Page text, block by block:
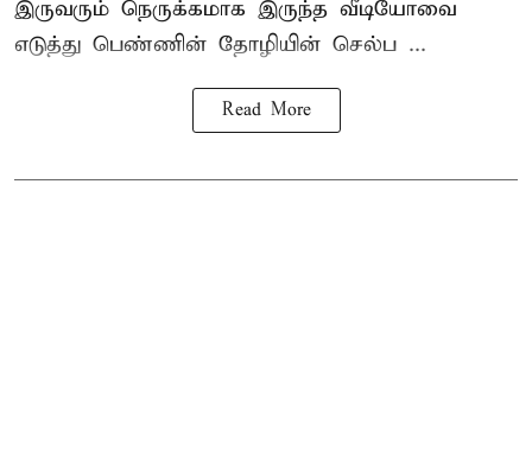
இருவரும் நெருக்கமாக இருந்த வீடியோவை
எடுத்து பெண்ணின் தோழியின் செல்ப ...
Read More